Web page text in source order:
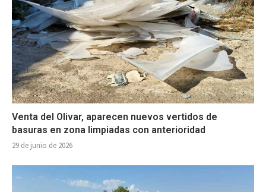
Venta del Olivar, aparecen nuevos vertidos de
basuras en zona limpiadas con anterioridad
29 de junio de 2026